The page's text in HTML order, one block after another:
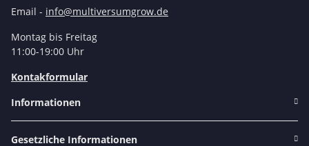
Email - info@multiversumgrow.de
Montag bis Freitag
11:00-19:00 Uhr
Kontakformular
Informationen
Gesetzliche Informationen